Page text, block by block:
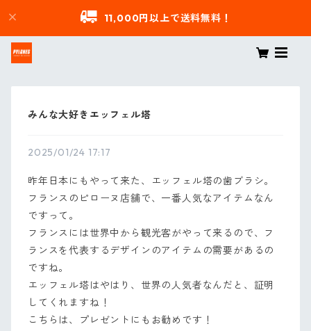
11,000円以上で送料無料！
みんな大好きエッフェル塔
2025/01/24 17:17
昨年日本にもやって来た、エッフェル塔の歯ブラシ。
フランスのピローヌ店舗で、一番人気なアイテムなん
ですって。
フランスには世界中から観光客がやって来るので、フ
ランスを代表するデザインのアイテムの需要があるの
ですね。
エッフェル塔はやはり、世界の人気者なんだと、証明
してくれますね！
こちらは、プレゼントにもお勧めです！